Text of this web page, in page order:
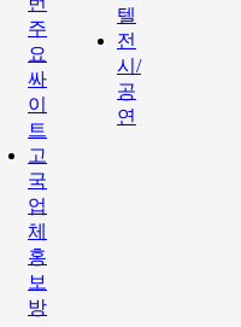
주
요
싸
이
트
고
국
업
체
홍
보
방
텔
전
시/
공
연